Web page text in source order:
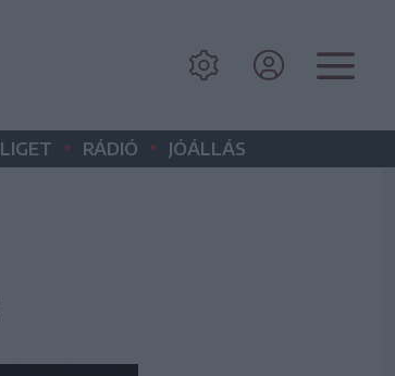
LIGET • RÁDIÓ • JÓÁLLÁS